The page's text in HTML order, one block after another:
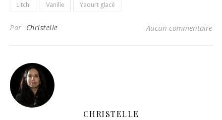
Litchi
Vanille Yaourt glacé
Par Christelle Aucun commentaire
CHRISTELLE